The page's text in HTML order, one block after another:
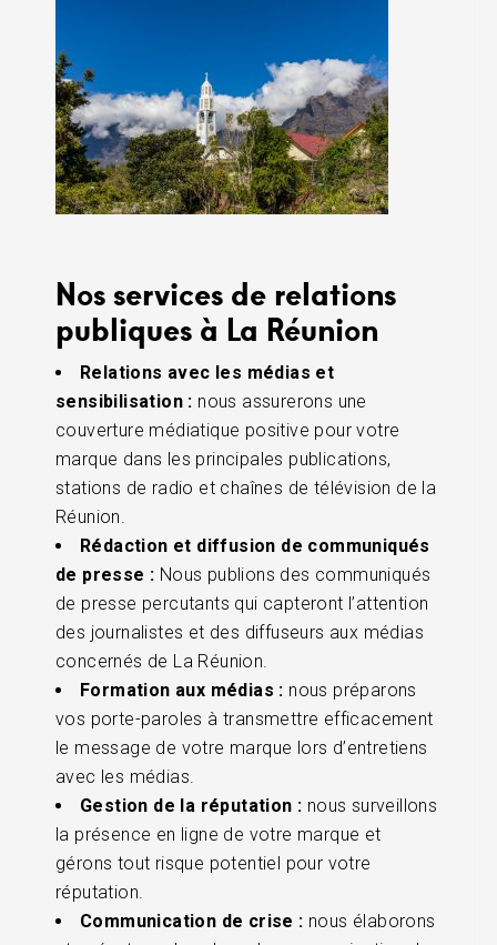
Nos services de relations
publiques à La Réunion
Relations avec les médias et
sensibilisation : nous assurerons une
couverture médiatique positive pour votre
marque dans les principales publications,
stations de radio et chaînes de télévision de la
Réunion.
Rédaction et diffusion de communiqués
de presse : Nous publions des communiqués
de presse percutants qui capteront l’attention
des journalistes et des diffuseurs aux médias
concernés de La Réunion.
Formation aux médias : nous préparons
vos porte-paroles à transmettre efficacement
le message de votre marque lors d’entretiens
avec les médias.
Gestion de la réputation : nous surveillons
la présence en ligne de votre marque et
gérons tout risque potentiel pour votre
réputation.
Communication de crise : nous élaborons